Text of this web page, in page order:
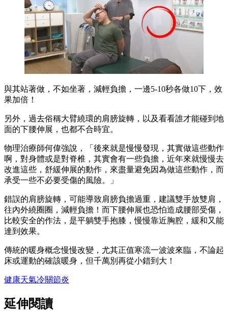
與其站著做，不如坐著，減輕負擔，一邊5-10秒各做10下，效
果加倍！
另外，過去俗稱大臂繞環的肩膀旋轉，以及看看誰才能碰到地
面的下腰伸展，也都不合時宜。
物理治療師何偉強說，「後來就是慢慢發現，其實做這些動作
啊，對身體或是對脊椎，其實會有一些負擔，近年來就慢慢去
改進這些，舒緩伸展的動作，來盡量避免因為做這些動作，而
承受一些不必要受傷的風險。」
錯誤的肩膀旋轉，可能導致肩膀負擔過重，建議雙手放雙肩，
往內外繞圈圈，減輕負擔！而下腰伸展也恐怕造成腰部受傷，
比較安全的作法，是平躺雙手抱膝，慢慢靠近胸腔，緩和又能
達到效果。
傳統的暖身概念慢慢改變，尤其正值寒流一波波來臨，不論起
床或運動的確該暖身，但千萬別再從小錯到大！
健康天氣冷關節炎
延伸閱讀